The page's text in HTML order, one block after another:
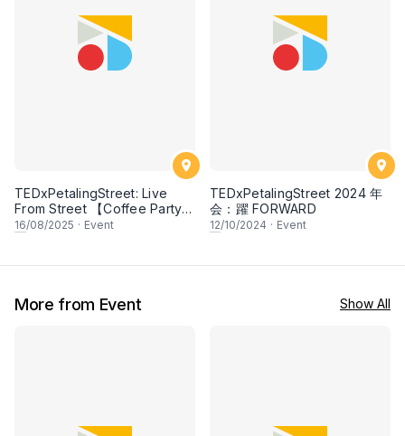
TEDxPetalingStreet: Live
From Street 【Coffee Party
白日咖啡派对】
16/08/2025 · Event
TEDxPetalingStreet 2024 年
会：躍 FORWARD
12/10/2024 · Event
More from Event Show All